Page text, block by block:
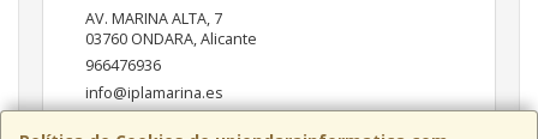
AV. MARINA ALTA, 7
03760 ONDARA,Alicante
966476936
info@iplamarina.es